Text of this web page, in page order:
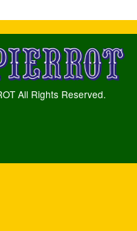
All Rights Reserved.